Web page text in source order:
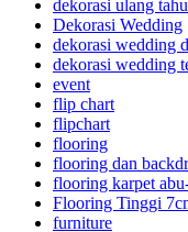
dekorasi ulang
Dekorasi Wedding
dekorasi wedding
dekorasi wedding
event
flip chart
flipchart
flooring
flooring dan
flooring karpet
Flooring Tinggi
furniture